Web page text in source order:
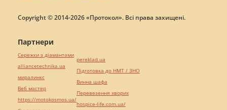
Copyright © 2014-2026 «Протокол». Всі права захищені.
Партнери
Сережки з діамантами
alliancetechnika.ua
миралинкс
Веб мастер
https://motokosmos.ua/
pereklad.ua
Підготовка до НМТ / ЗНО
Винна шафа
Перевезення хворих
hospice-life.com.ua/